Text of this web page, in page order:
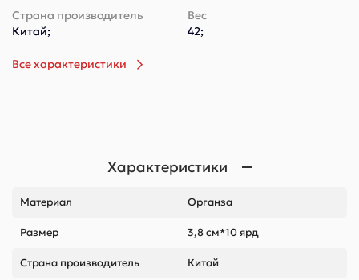
Страна производитель
Китай;
Вес
42;
Все характеристики
Характеристики
Материал Органза
Размер 3,8 см*10 ярд
Страна производитель Китай